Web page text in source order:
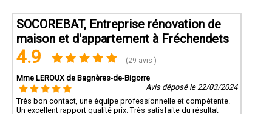
SOCOREBAT, Entreprise rénovation de
maison et d'appartement à Fréchendets
4.9 (29 avis )
Mme LEROUX de Bagnères-de-Bigorre
Avis déposé le 22/03/2024
Très bon contact, une équipe professionnelle et compétente.
Un excellent rapport qualité prix. Très satisfaite du résultat